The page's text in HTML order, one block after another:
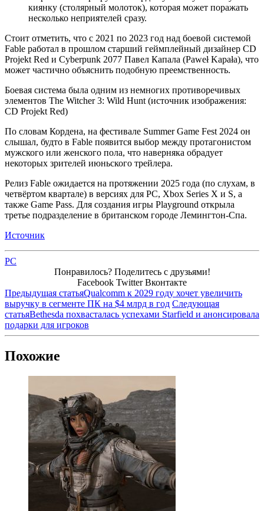
киянку (столярный молоток), которая может поражать
несколько неприятелей сразу.
Стоит отметить, что с 2021 по 2023 год над боевой системой
Fable работал в прошлом старший геймплейный дизайнер CD
Projekt Red и Cyberpunk 2077 Павел Капала (Paweł Kapała), что
может частично объяснить подобную преемственность.
Боевая система была одним из немногих противоречивых
элементов The Witcher 3: Wild Hunt (источник изображения:
CD Projekt Red)
По словам Кордена, на фестивале Summer Game Fest 2024 он
слышал, будто в Fable появится выбор между протагонистом
мужского или женского пола, что наверняка обрадует
некоторых зрителей июньского трейлера.
Релиз Fable ожидается на протяжении 2025 года (по слухам, в
четвёртом квартале) в версиях для PC, Xbox Series X и S, а
также Game Pass. Для создания игры Playground открыла
третье подразделение в британском городе Лемингтон-Спа.
Источник
PC
Понравилось? Поделитесь с друзьями!
Facebook Twitter Вконтакте
Предыдущая статьяQualcomm к 2029 году хочет увеличить
выручку в сегменте ПК на $4 млрд в год Следующая
статьяBethesda похвасталась успехами Starfield и анонсировала
подарки для игроков
Похожие